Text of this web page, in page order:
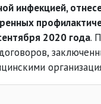
инфекцией,
2020 года.